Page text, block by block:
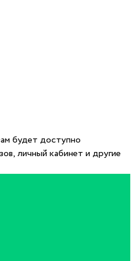
будет доступно
личный кабинет и другие